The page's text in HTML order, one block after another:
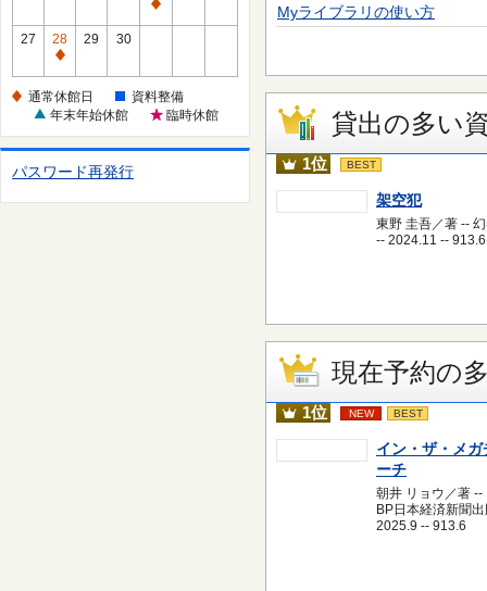
館
日
通
館
日
27
28
通
休
日
29 30
通常休館日
資料整備
年末年始休館
臨時休館
パスワード再発行
Myライブラリの使い方
貸出の多い
1位 BEST
架空犯
東野 圭吾／著 --
-- 2024.11 -- 913.6
現在予約の
1位 NEW BEST
イン・ザ・メガ
ーチ
朝井 リョウ／著 --
BP日本経済新聞
2025.9 -- 913.6